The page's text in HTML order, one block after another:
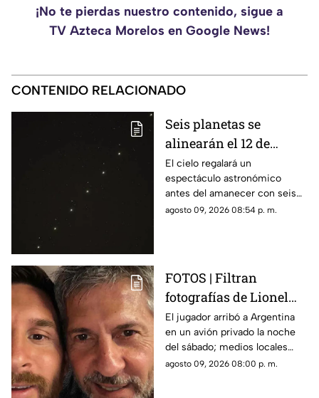
¡No te pierdas nuestro contenido, sigue a
TV Azteca Morelos en Google News!
CONTENIDO RELACIONADO
Seis planetas se
alinearán el 12 de
agosto: así podrás
observar el fenómeno
desde Morelos
El cielo regalará un
espectáculo astronómico
antes del amanecer con seis
planetas visibles desde
agosto 09, 2026 08:54 p. m.
FOTOS | Filtran
fotografías de Lionel
Messi y su familia en el
funeral de su papá
El jugador arribó a Argentina
en un avión privado la noche
del sábado; medios locales
captaron su llegada.
agosto 09, 2026 08:00 p. m.